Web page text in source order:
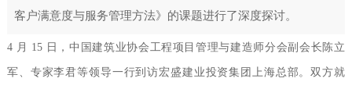
客户满意度与服务管理方法》的课题进行了深度探讨。
4 月 15 日，中国建筑业协会工程项目管理与建造师分会副会长陈立
军、专家李君等领导一行到访宏盛建业投资集团上海总部。双方就